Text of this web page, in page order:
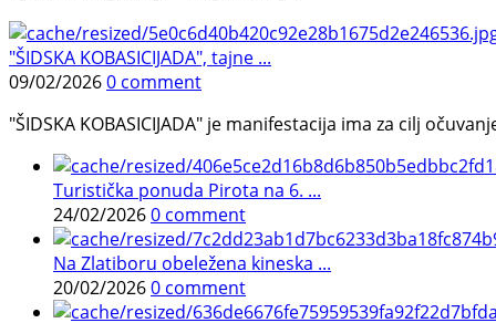
"ŠIDSKA KOBASICIJADA", tajne ...
09/02/20260 comment
"ŠIDSKA KOBASICIJADA" je manifestacija ima za cilj
Turistička ponuda Pirota na 6. ...
24/02/20260 comment
Na Zlatiboru obeležena kineska ...
20/02/20260 comment